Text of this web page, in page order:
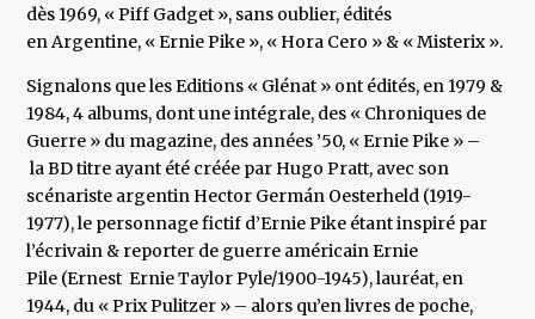
dès 1969, « Piff Gadget », sans oublier, édités
en Argentine, « Ernie Pike », « Hora Cero » & « Misterix ».
Signalons que les Editions « Glénat » ont édités, en 1979 &
1984, 4 albums, dont une intégrale, des « Chroniques de
Guerre » du magazine, des années ’50, « Ernie Pike » –
la BD titre ayant été créée par Hugo Pratt, avec son
scénariste argentin Hector Germán Oesterheld (1919-
1977), le personnage fictif d’Ernie Pike étant inspiré par
l’écrivain & reporter de guerre américain Ernie
Pile (Ernest Ernie Taylor Pyle/1900-1945), lauréat, en
1944, du « Prix Pulitzer » – alors qu’en livres de poche,